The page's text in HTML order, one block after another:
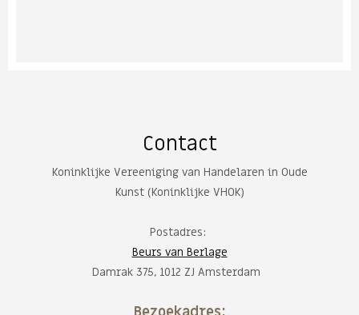
Contact
Koninklijke Vereeniging van Handelaren in Oude
Kunst (Koninklijke VHOK)
Postadres:
Beurs van Berlage
Damrak 375, 1012 ZJ Amsterdam